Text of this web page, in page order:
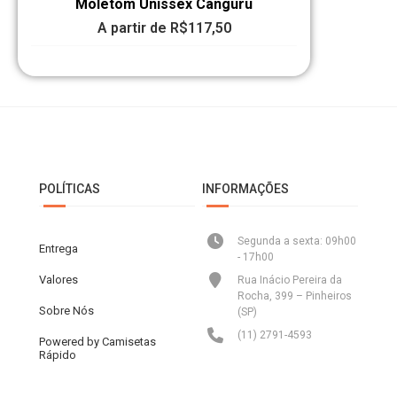
Moletom Unissex Canguru
A partir de R$117,50
POLÍTICAS
Entrega
Valores
Sobre Nós
Powered by Camisetas
Rápido
INFORMAÇÕES
Segunda a sexta: 09h00
- 17h00
Rua Inácio Pereira da
Rocha, 399 – Pinheiros
(SP)
(11) 2791-4593